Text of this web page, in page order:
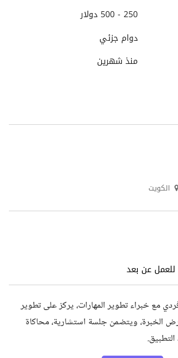
250 - 500 دولار
دوام جزئي
منذ شهرين
الكويت
للعمل عن بعد
مع خبراء تطوير المهارات، يركز على تطوير
الخبرة، ويتضمن جلسة استشارية، محاكاة